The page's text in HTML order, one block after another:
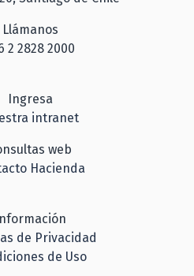
Llámanos
2 2828 2000
Ingresa
intranet
web
Hacienda
Información
de Privacidad
de Uso